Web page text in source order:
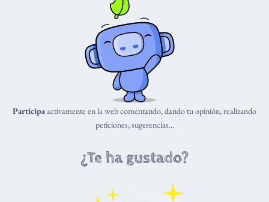
Participaactivamente en la web comentando, dando tu opinión, realizando
peticiones, sugerencias...
¿Te ha gustado?